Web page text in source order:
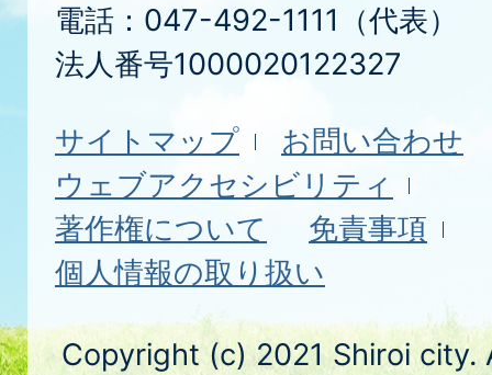
電話：047-492-1111（代表）
法人番号1000020122327
サイトマップ
お問い合わせ
ウェブアクセシビリティ
著作権について
免責事項
個人情報の取り扱い
Copyright (c) 2021 Shiroi city.